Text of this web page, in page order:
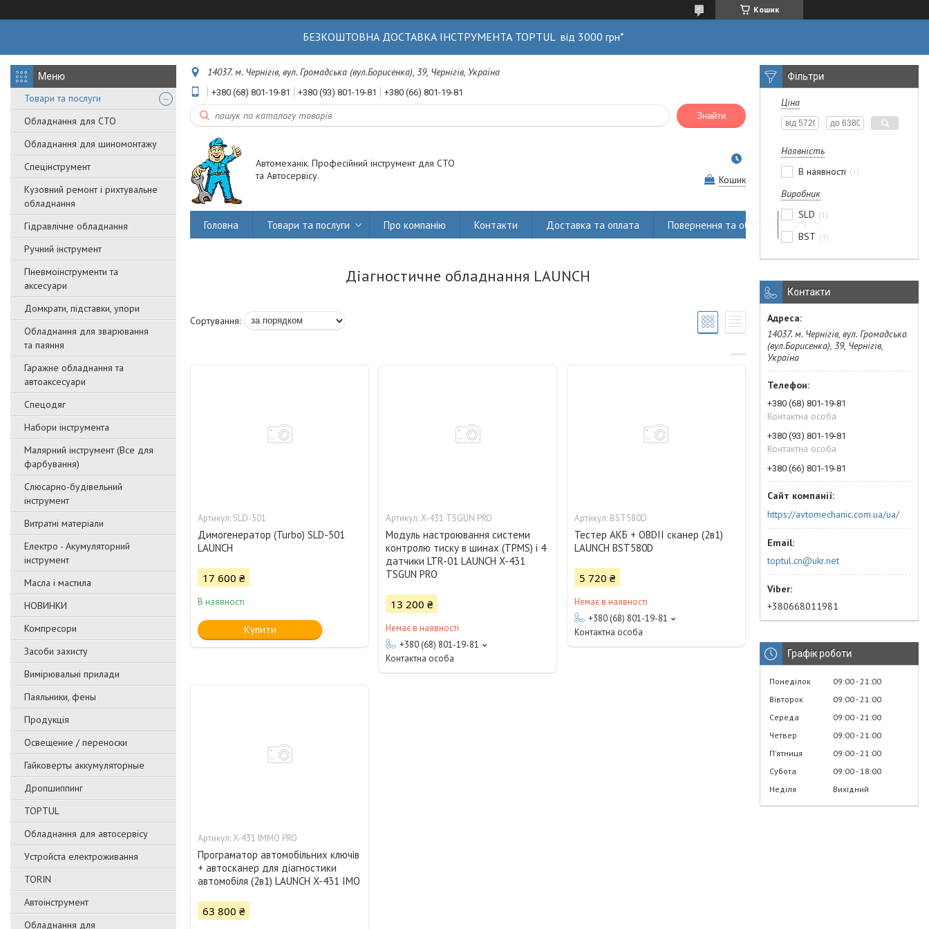
Кошик
БЕЗКОШТОВНА ДОСТАВКА ІНСТРУМЕНТА TOPTUL від 3000 грн*
Товари та послуги
Обладнання для СТО
Обладнання для шиномонтажу
Спецінструмент
Кузовний ремонт і рихтувальне
обладнання
Гідравлічне обладнання
Ручний інструмент
Пневмоінструменти та
аксесуари
Домкрати, підставки, упори
Обладнання для зварювання
та паяння
Гаражне обладнання та
автоаксесуари
Спецодяг
Набори інструмента
Малярний інструмент (Все для
фарбування)
Слюсарно-будівельний
інструмент
Витратні матеріали
Електро - Акумуляторний
інструмент
Масла і мастила
НОВИНКИ
Компресори
Засоби захисту
Вимірювальні прилади
Паяльники, фены
Продукція
Освещение / переноски
Гайковерты аккумуляторные
Дропшиппинг
TOPTUL
Обладнання для автосервісу
Уcтpoйстa елeктpoживання
TORIN
Автоінструмент
Обладнання для
14037. м. Чернігів, вул. Громадська (вул.Борисенка), 39, Чернігів, Україна
+380 (68) 801-19-81 +380 (93) 801-19-81 +380 (66) 801-19-81
Знайти
Автомеханік. Професійний інструмент для СТО
та Автосервісу.
Кошик
Головна Товари та послуги Про компанію Контакти Доставка та оплата Повернення та обмін Статті
Діагностичне обладнання LAUNCH
SLD-501
Димогенератор (Turbo) SLD-501
LAUNCH
17 600 ₴
В наявності
Купити
X-431 TSGUN PRO
Модуль настроювання системи
контролю тиску в шинах (TPMS) і 4
датчики LTR-01 LAUNCH X-431
TSGUN PRO
13 200 ₴
Немає в наявності
+380 (68) 801-19-81
Контактна особа
BST580D
Тестер АКБ + OBDII сканер (2в1)
LAUNCH BST580D
5 720 ₴
Немає в наявності
+380 (68) 801-19-81
Контактна особа
X-431 IMMO PRO
Програматор автомобільних ключів
+ автосканер для діагностики
автомобіля (2в1) LAUNCH X-431 IMO
63 800 ₴
Фільтри
Ціна
Наявність
В наявності
1
Виробник
SLD
1
BST 1
Контакти
14037. м. Чернігів, вул. Громадська
(вул.Борисенка), 39, Чернігів,
Україна
+380 (68) 801-19-81
Контактна особа
+380 (93) 801-19-81
Контактна особа
+380 (66) 801-19-81
https://avtomechanic.com.ua/ua/
toptul.cn@ukr.net
+380668011981
Графік роботи
Понеділок 09:00 21:00
Вівторок
09:00 21:00
Середа
09:00 21:00
Четвер
09:00 21:00
Пʼятниця
09:00 21:00
Субота
09:00 18:00
Неділя
Вихідний